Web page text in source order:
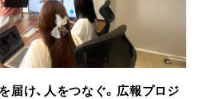
届け、人をつなぐ。広報プロジ